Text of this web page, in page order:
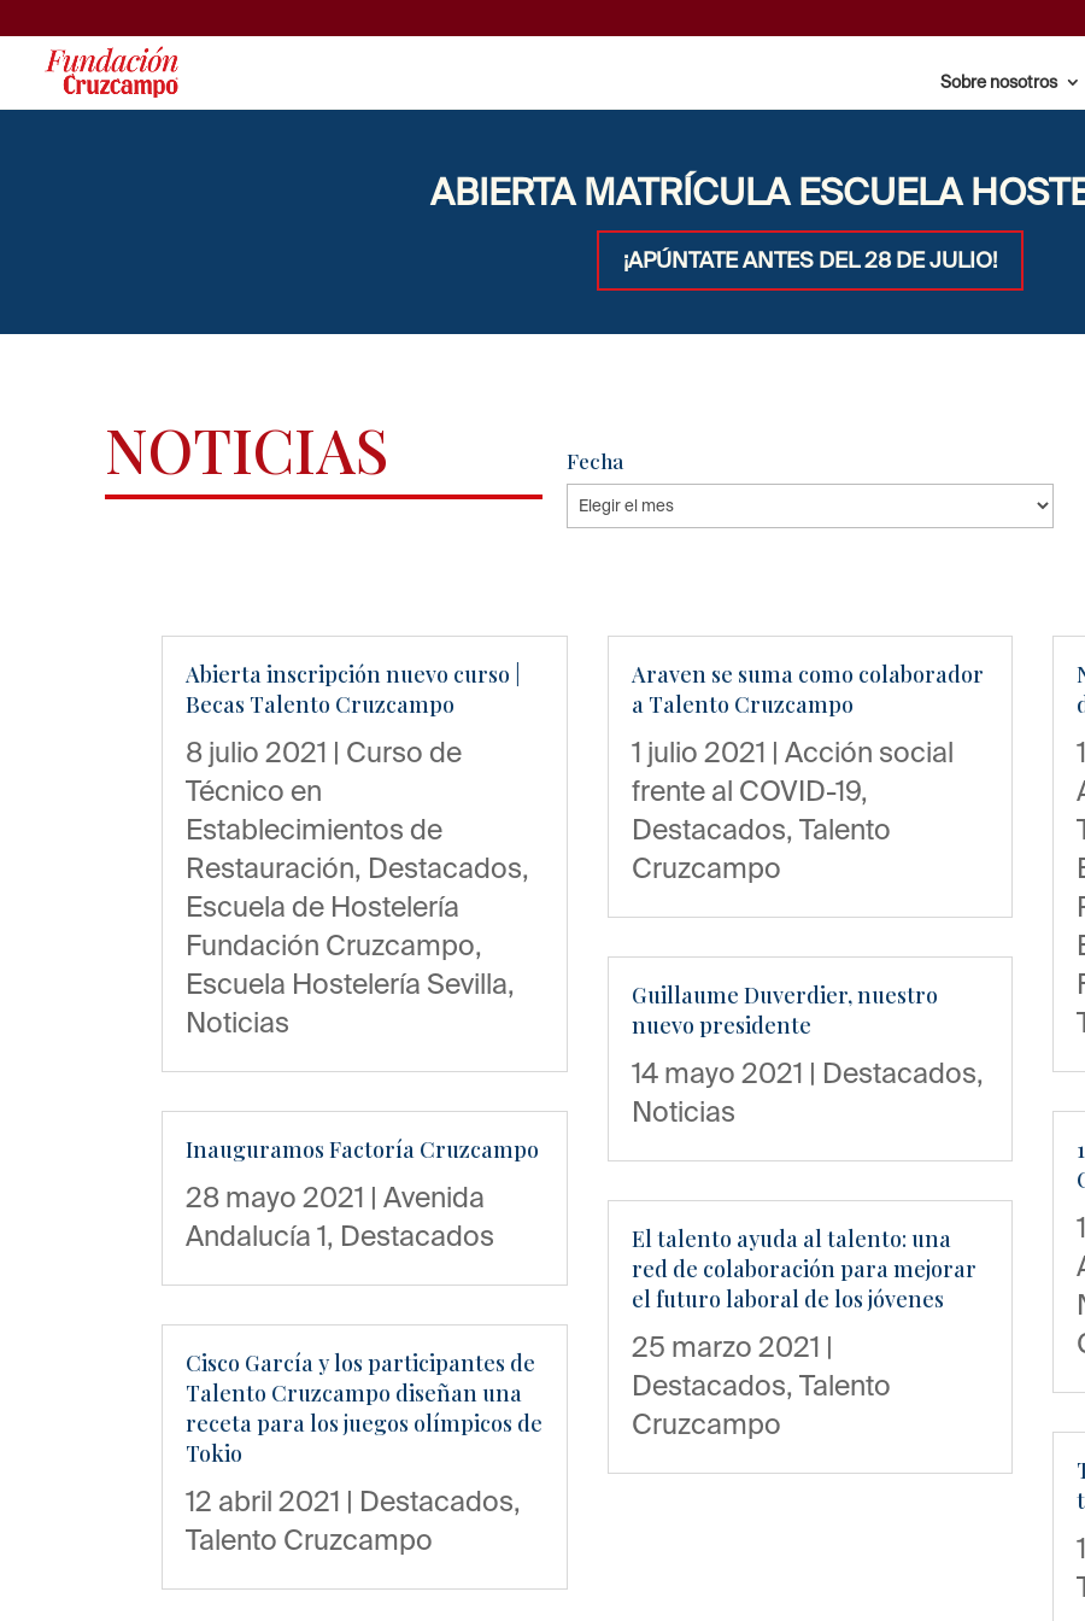
Sobre nosotros
ABIERTA MATRÍCULA ESCUELA
¡APÚNTATE ANTES DEL 28 DE JULIO!
NOTICIAS Fecha
Fecha
Abierta inscripción nuevo curso |
Becas Talento Cruzcampo
8 julio 2021 | Curso de
Técnico en
Establecimientos de
Restauración, Destacados,
Escuela de Hostelería
Fundación Cruzcampo,
Escuela Hostelería Sevilla,
Noticias
Inauguramos Factoría Cruzcampo
28 mayo 2021 | Avenida
Andalucía 1, Destacados
Cisco García y los participantes de
Talento Cruzcampo diseñan una
receta para los juegos olímpicos de
Tokio
12 abril 2021 | Destacados,
Talento Cruzcampo
Araven se suma como colaborador
a Talento Cruzcampo
1 julio 2021 | Acción social
frente al COVID-19,
Destacados, Talento
Cruzcampo
Guillaume Duverdier, nuestro
nuevo presidente
14 mayo 2021 | Destacados,
Noticias
El talento ayuda al talento: una
red de colaboración para mejorar
el futuro laboral de los jóvenes
25 marzo 2021 |
Destacados, Talento
Cruzcampo